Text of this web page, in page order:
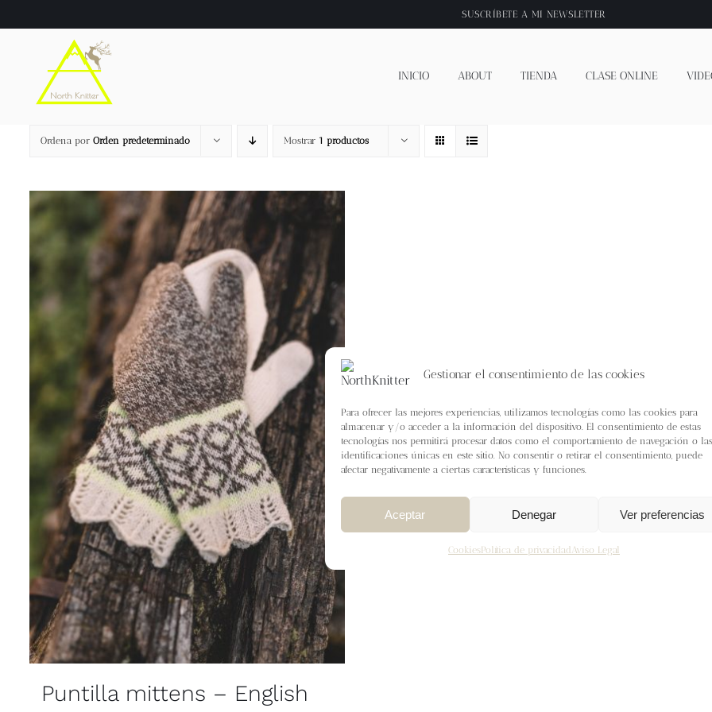
Gestionar el consentimiento de las cookies
Para ofrecer las mejores experiencias, utilizamos tecnologías como las cookies para
almacenar y/o acceder a la información del dispositivo. El consentimiento de estas
tecnologías nos permitirá procesar datos como el comportamiento de navegación o las
identificaciones únicas en este sitio. No consentir o retirar el consentimiento, puede
afectar negativamente a ciertas características y funciones.
Aceptar Denegar Ver preferencias
CookiesPolítica de privacidad Aviso Legal
al
SUSCRÍBETE A MI NEWSLETTER
INICIO ABOUT TIENDA CLASE ONLINE
Ordena por Orden predeterminado Mostrar 1 productos
Puntilla mittens – English